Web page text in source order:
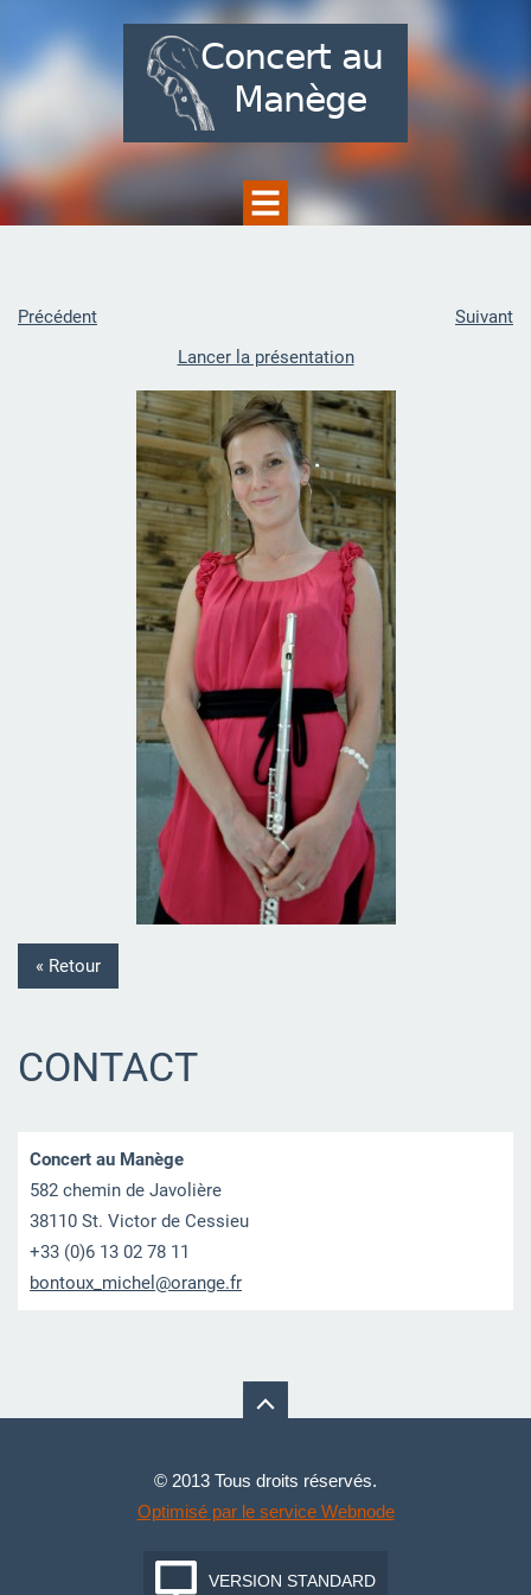
Précédent
Suivant
Lancer la présentation
« Retour
CONTACT
Concert au Manège
582 chemin de Javolière
38110 St. Victor de Cessieu
+33 (0)6 13 02 78 11
bontoux_ michel@orange.fr
© 2013 Tous droits réservés.
Optimisé par le service Webnode
VERSION STANDARD